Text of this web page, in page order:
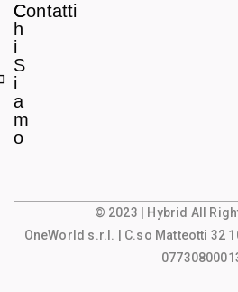
C
h
i
S
i
a
m
o
Contatti
© 2023 | Hybrid All
OneWorld s.r.l.
| C.so Matteotti 32